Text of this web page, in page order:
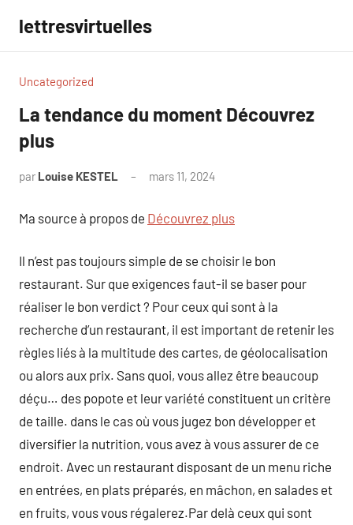
contenu
lettresvirtuelles
Uncategorized
La tendance du moment Découvrez
plus
par Louise KESTEL mars 11, 2024
Ma source à propos de Découvrez plus
Il n’est pas toujours simple de se choisir le bon
restaurant. Sur que exigences faut-il se baser pour
réaliser le bon verdict ? Pour ceux qui sont à la
recherche d’un restaurant, il est important de retenir les
règles liés à la multitude des cartes, de géolocalisation
ou alors aux prix. Sans quoi, vous allez être beaucoup
déçu… des popote et leur variété constituent un critère
de taille. dans le cas où vous jugez bon développer et
diversifier la nutrition, vous avez à vous assurer de ce
endroit. Avec un restaurant disposant de un menu riche
en entrées, en plats préparés, en mâchon, en salades et
en fruits, vous vous régalerez.Par delà ceux qui sont